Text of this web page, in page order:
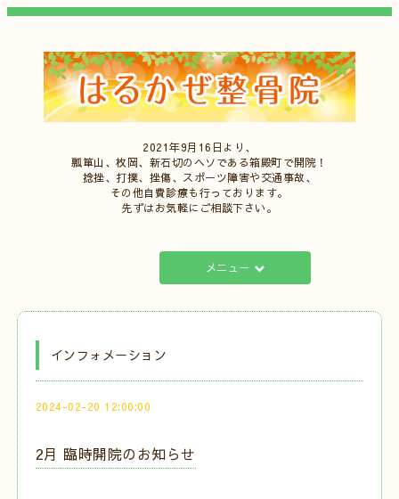
2021年9月16日より、
瓢箪山、枚岡、新石切のヘソである箱殿町で開院！
捻挫、打撲、挫傷、スポーツ障害や交通事故、
その他自費診療も行っております。
先ずはお気軽にご相談下さい。
メニュー
インフォメーション
2024-02-20 12:00:00
2月 臨時開院のお知らせ